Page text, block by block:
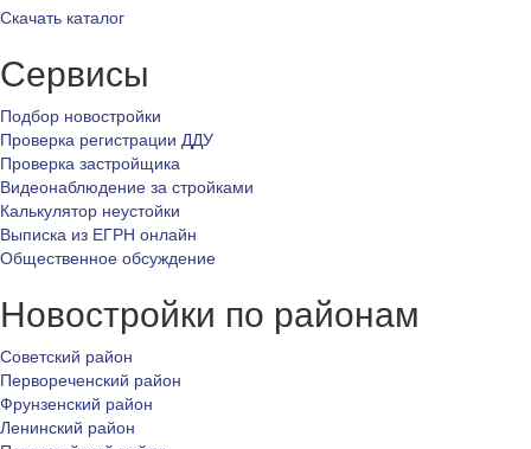
Скачать каталог
Сервисы
Подбор новостройки
Проверка регистрации ДДУ
Проверка застройщика
Видеонаблюдение за стройками
Калькулятор неустойки
Выписка из ЕГРН онлайн
Общественное обсуждение
Новостройки по районам
Советский район
Первореченский район
Фрунзенский район
Ленинский район